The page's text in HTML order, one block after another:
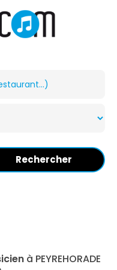
Rechercher
à PEYREHORADE